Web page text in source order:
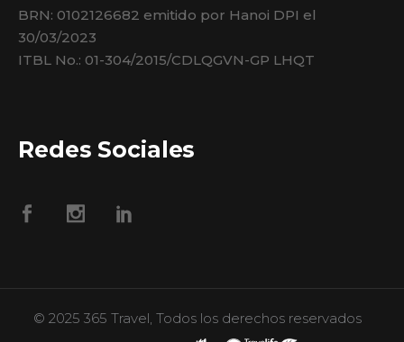
BRN: 0102126682 emitido por Hanoi DPI el
30/03/2023
ITBL No.: 01-304/2015/CDLQGVN-GP LHQT
Redes Sociales
© 2025 365 Travel, Todos los derechos reservados